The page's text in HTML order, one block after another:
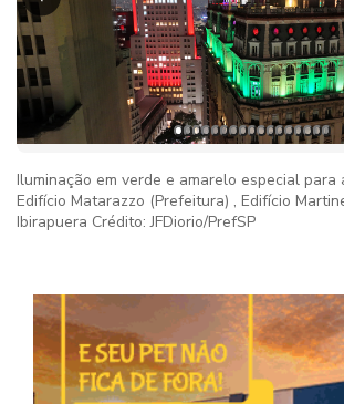
Iluminação em verde e amarelo especial para
Edifício Matarazzo (Prefeitura) , Edifício
Ibirapuera Crédito: JFDiorio/PrefSP